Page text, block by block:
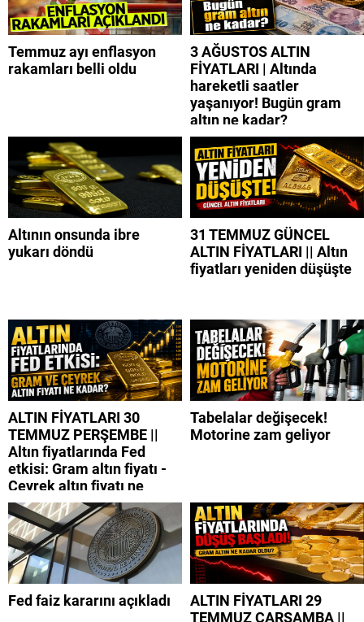
Temmuz ayı enflasyon
rakamları belli oldu
3 AĞUSTOS ALTIN
FİYATLARI | Altında
hareketli saatler
yaşanıyor! Bugün gram
altın ne kadar?
Altının onsunda ibre
yukarı döndü
31 TEMMUZ GÜNCEL
ALTIN FİYATLARI || Altın
fiyatları yeniden düşüşte
ALTIN FİYATLARI 30
TEMMUZ PERŞEMBE ||
Altın fiyatlarında Fed
etkisi: Gram altın fiyatı -
Çeyrek altın fiyatı ne
kadar?
Tabelalar değişecek!
Motorine zam geliyor
Fed faiz kararını açıkladı
ALTIN FİYATLARI 29
TEMMUZ ÇARŞAMBA ||